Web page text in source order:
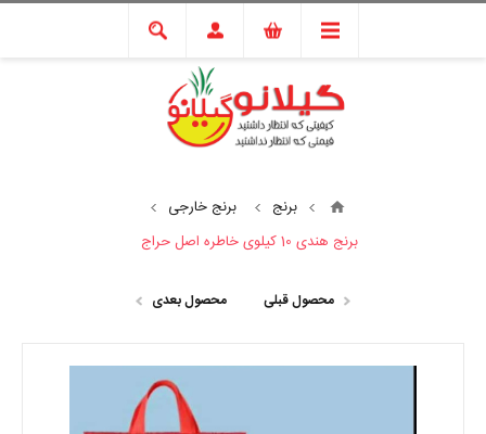
برنج
برنج خارجی
برنج هندی 10 کیلوی خاطره اصل حراج
محصول قبلی محصول بعدی